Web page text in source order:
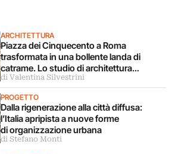
ARCHITETTURA
Piazza dei Cinquecento a Roma
trasformata in una bollente landa di
catrame. Lo studio di architettura
disconosce il progetto
di Valentina Silvestrini
PROGETTO
Dalla rigenerazione alla città diffusa:
l’Italia apripista a nuove forme
di organizzazione urbana
di Stefano Monti